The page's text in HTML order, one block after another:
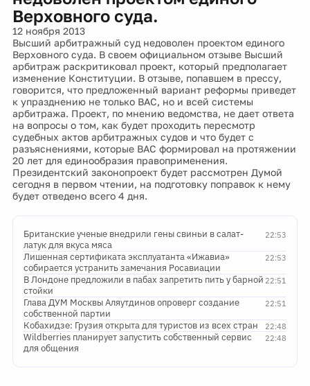
Верховного суда.
12 ноября 2013
Высший арбитражный суд недоволен проектом единого
Верховного суда. В своем официальном отзыве Высший
арбитраж раскритиковал проект, который предполагает
изменение Конституции. В отзыве, попавшем в прессу,
говорится, что предложенный вариант реформы приведет
к упразднению не только ВАС, но и всей системы
арбитража. Проект, по мнению ведомства, не дает ответа
на вопросы о том, как будет проходить пересмотр
судебных актов арбитражных судов и что будет с
разъяснениями, которые ВАС формировал на протяжении
20 лет для единообразия правоприменения.
Президентский законопроект будет рассмотрен Думой
сегодня в первом чтении, на подготовку поправок к нему
будет отведено всего 4 дня.
22:53
Британские ученые внедрили гены свиньи в салат-
латук для вкуса мяса
22:53
Лишенная сертификата эксплуатанта «Ижавиа»
собирается устранить замечания Росавиации
22:51
В Лондоне предложили в пабах запретить пить у барной
стойки
22:51
Глава ДУМ Москвы Аляутдинов опроверг создание
собственной партии
22:48
Кобахидзе: Грузия открыта для туристов из всех стран
22:48
Wildberries планирует запустить собственный сервис
для общения